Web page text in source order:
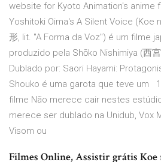
website for Kyoto Animation's anime
Yoshitoki Oima's A Silent Voice (Koe
形, lit. "A Forma da Voz") é um filme
produzido pela Shōko Nishimiya (西
Dublado por: Saori Hayami:
Shouko é uma garota que teve um
filme Não merece cair nestes
merece ser dublado na Unidub, Vox
Visom ou
Filmes Online, Assistir grátis